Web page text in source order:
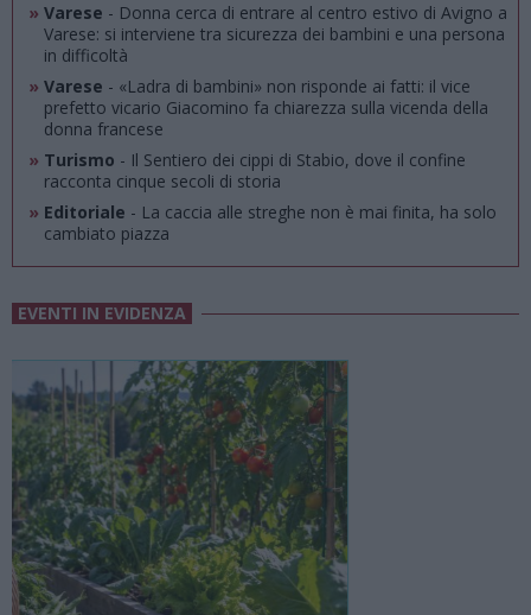
» Varese - Donna cerca di entrare al centro estivo di Avigno a
Varese: si interviene tra sicurezza dei bambini e una persona
in difficoltà
» Varese - «Ladra di bambini» non risponde ai fatti: il vice
prefetto vicario Giacomino fa chiarezza sulla vicenda della
donna francese
» Turismo - Il Sentiero dei cippi di Stabio, dove il confine
racconta cinque secoli di storia
» Editoriale - La caccia alle streghe non è mai finita, ha solo
cambiato piazza
EVENTI IN EVIDENZA